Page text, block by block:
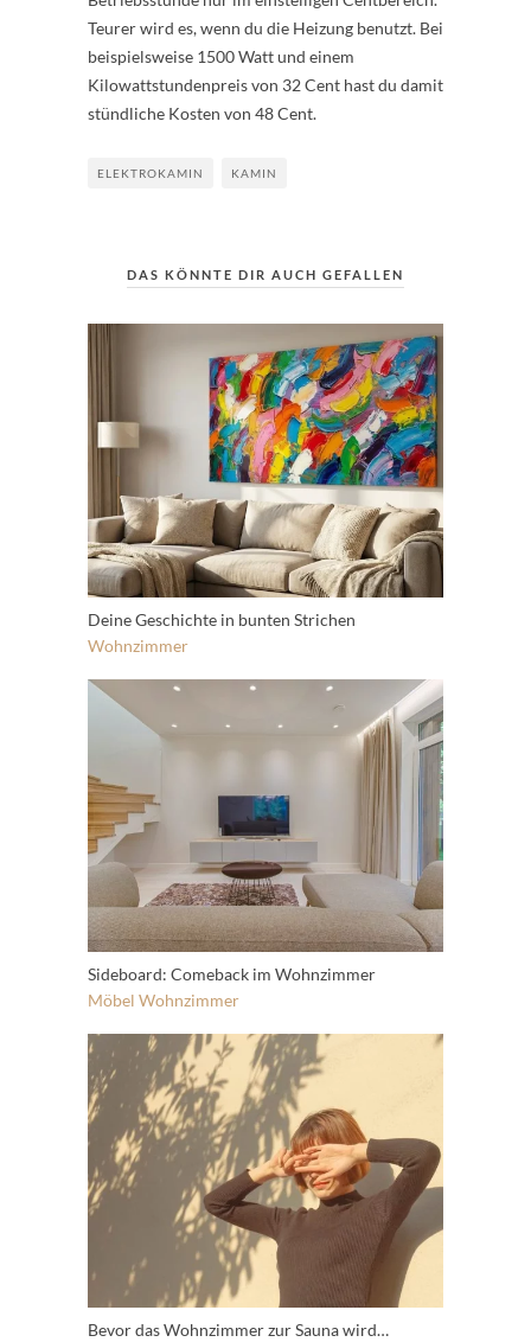
Teurer wird es, wenn du die Heizung benutzt. Bei
beispielsweise 1500 Watt und einem
Kilowattstundenpreis von 32 Cent hast du damit
stündliche Kosten von 48 Cent.
ELEKTROKAMIN KAMIN
DAS KÖNNTE DIR AUCH GEFALLEN
Deine Geschichte in bunten Strichen
Wohnzimmer
Sideboard: Comeback im Wohnzimmer
Möbel Wohnzimmer
Bevor das Wohnzimmer zur Sauna wird…